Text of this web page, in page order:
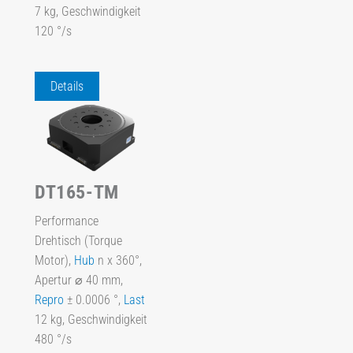
7 kg, Geschwindigkeit
120 °/s
Details
DT165-TM
Performance
Drehtisch (Torque
Motor), Hub n x 360°,
Apertur ⌀ 40 mm,
Repro ± 0.0006 °, Last
12 kg, Geschwindigkeit
480 °/s